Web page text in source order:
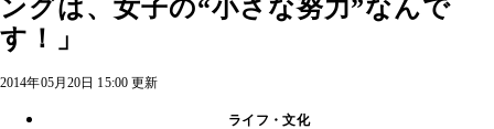
ングは、女子の“小さな努力”なんで
す！」
2014年05月20日 15:00 更新
ライフ・文化